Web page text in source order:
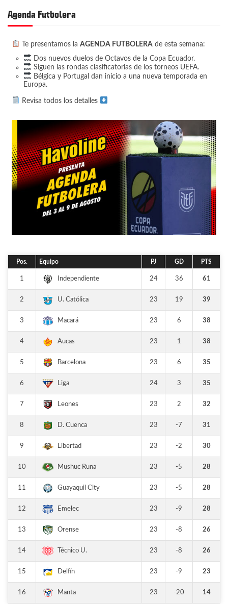
Agenda Futbolera
Te presentamos la AGENDA FUTBOLERAde esta semana:
Dos nuevos duelos de Octavos de la Copa Ecuador.
Siguen las rondas clasificatorias de los torneos UEFA.
Bélgica y Portugal dan inicio a una nueva temporada en
Europa.
Revisa todos los detalles
Pos. Equipo PJ GD PTS
1 Independiente 24 36 61
2 U. Católica 23 19 39
3 Macará 23 6 38
4 Aucas 23 1 38
5 Barcelona 23 6 35
6 Liga 24 3 35
7 Leones 23 2 32
8 D. Cuenca 23 -7 31
9 Libertad 23 -2 30
10 Mushuc Runa 23 -5 28
11 Guayaquil City 23 -5 28
12 Emelec 23 -9 28
13 Orense 23 -8 26
14 Técnico U. 23 -8 26
15 Delfín 23 -9 23
16 Manta 23 -20 14